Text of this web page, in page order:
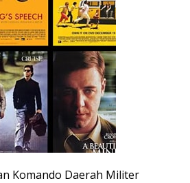
Komando Daerah Militer